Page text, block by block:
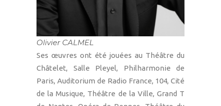
Olivier CALMEL
Ses œuvres ont été jouées au Théâtre du
Châtelet, Salle Pleyel, Philharmonie de
Paris, Auditorium de Radio France, 104, Cité
de la Musique, Théâtre de la Ville, Grand T